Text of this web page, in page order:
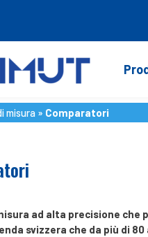
misura » Comparatori
ad alta precisione che
svizzera che da più di